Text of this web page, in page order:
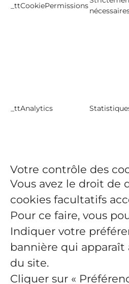
_ttCookiePermissions
_ttAnalytics
Votre contrôle des
Vous avez le droit de
cookies facultatifs
Pour ce faire, vous
Indiquer votre
bannière qui
du site.
Cliquer sur «